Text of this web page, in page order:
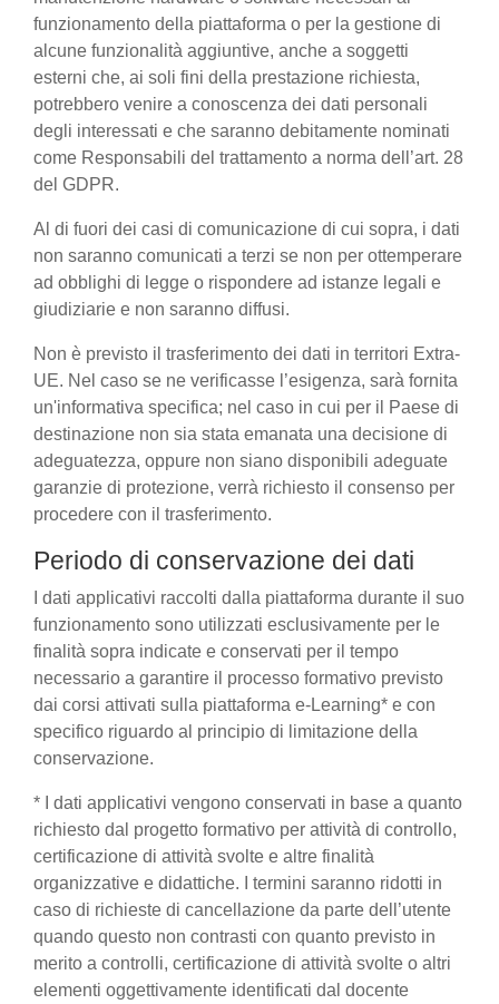
funzionamento della piattaforma o per la gestione di
alcune funzionalità aggiuntive, anche a soggetti
esterni che, ai soli fini della prestazione richiesta,
potrebbero venire a conoscenza dei dati personali
degli interessati e che saranno debitamente nominati
come Responsabili del trattamento a norma dell’art. 28
del GDPR.
Al di fuori dei casi di comunicazione di cui sopra, i dati
non saranno comunicati a terzi se non per ottemperare
ad obblighi di legge o rispondere ad istanze legali e
giudiziarie e non saranno diffusi.
Non è previsto il trasferimento dei dati in territori Extra-
UE. Nel caso se ne verificasse l’esigenza, sarà fornita
un'informativa specifica; nel caso in cui per il Paese di
destinazione non sia stata emanata una decisione di
adeguatezza, oppure non siano disponibili adeguate
garanzie di protezione, verrà richiesto il consenso per
procedere con il trasferimento.
Periodo di conservazione dei dati
I dati applicativi raccolti dalla piattaforma durante il suo
funzionamento sono utilizzati esclusivamente per le
finalità sopra indicate e conservati per il tempo
necessario a garantire il processo formativo previsto
dai corsi attivati sulla piattaforma e-Learning* e con
specifico riguardo al principio di limitazione della
conservazione.
* I dati applicativi vengono conservati in base a quanto
richiesto dal progetto formativo per attività di controllo,
certificazione di attività svolte e altre finalità
organizzative e didattiche. I termini saranno ridotti in
caso di richieste di cancellazione da parte dell’utente
quando questo non contrasti con quanto previsto in
merito a controlli, certificazione di attività svolte o altri
elementi oggettivamente identificati dal docente